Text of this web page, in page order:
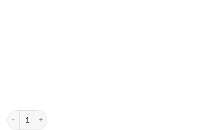
Quarrtz RVS waterkoeler aantal